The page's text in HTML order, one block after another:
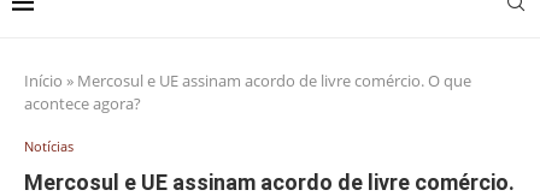
Início » Mercosul e UE assinam acordo de livre comércio. O que
acontece agora?
Notícias
Mercosul e UE assinam acordo de livre comércio.